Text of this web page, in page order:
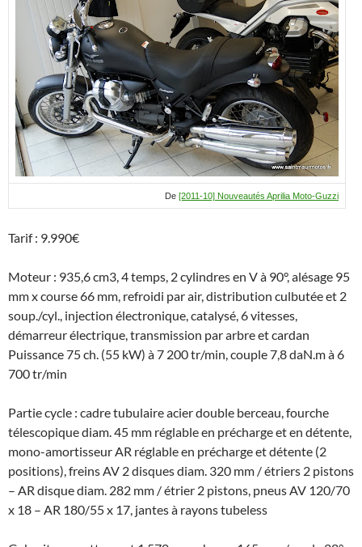
p
k
at
De [2011-10] Nouveautés Aprilia Moto-Guzzi
Tarif : 9.990€
Moteur : 935,6 cm3, 4 temps, 2 cylindres en V à 90°, alésage 95
mm x course 66 mm, refroidi par air, distribution culbutée et 2
soup./cyl., injection électronique, catalysé, 6 vitesses,
démarreur électrique, transmission par arbre et cardan
Puissance 75 ch. (55 kW) à 7 200 tr/min, couple 7,8 daN.m à 6
700 tr/min
Partie cycle : cadre tubulaire acier double berceau, fourche
télescopique diam. 45 mm réglable en précharge et en détente,
mono-amortisseur AR réglable en précharge et détente (2
positions), freins AV 2 disques diam. 320 mm / étriers 2 pistons
– AR disque diam. 282 mm / étrier 2 pistons, pneus AV 120/70
x 18 – AR 180/55 x 17, jantes à rayons tubeless